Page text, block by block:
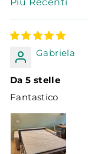
SORT BY
Gabriela
Da 5 stelle
Fantastico